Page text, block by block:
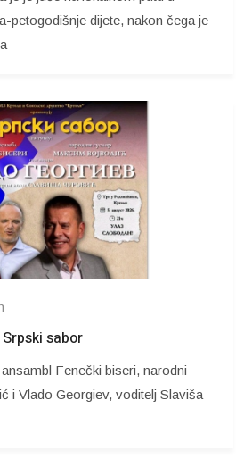
petogodišnje dijete, nakon čega je
sabor
Fenečki biseri, narodni
i Vlado Georgiev, voditelj Slaviša